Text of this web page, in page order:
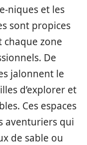
niques et les
sont propices
chaque zone
De
jalonnent le
d’explorer et
Ces espaces
aventuriers qui
de sable ou